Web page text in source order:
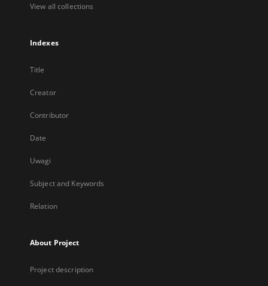
View all collections
Indexes
Title
Creator
Contributor
Date
Uwagi
Subject and Keywords
Relation
About Project
Project description